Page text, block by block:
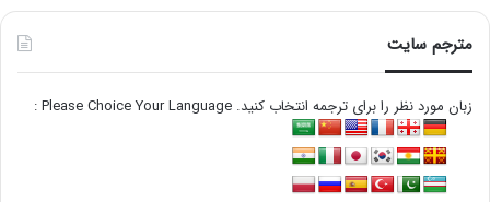
مترجم سایت
زبان مورد نظر را برای ترجمه انتخاب کنید. Please Choice Your Language :